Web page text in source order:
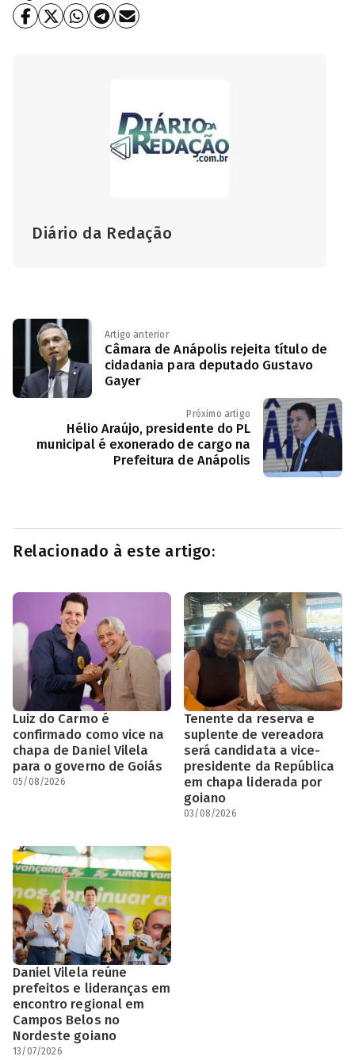
Diário da Redação
Artigo anterior
Câmara de Anápolis rejeita título de
cidadania para deputado Gustavo
Gayer
Próximo artigo
Hélio Araújo, presidente do PL
municipal é exonerado de cargo na
Prefeitura de Anápolis
Relacionado à este artigo:
Luiz do Carmo é
confirmado como vice na
chapa de Daniel Vilela
para o governo de Goiás
05/08/2026
Tenente da reserva e
suplente de vereadora
será candidata a vice-
presidente da República
em chapa liderada por
goiano
03/08/2026
Daniel Vilela reúne
prefeitos e lideranças em
encontro regional em
Campos Belos no
Nordeste goiano
13/07/2026